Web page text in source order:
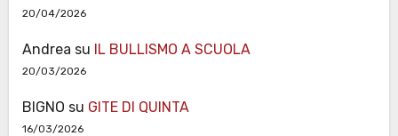
20/04/2026
Andrea su IL BULLISMO A SCUOLA
20/03/2026
BIGNO su GITE DI QUINTA
16/03/2026